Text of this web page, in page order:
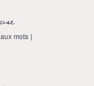
mots }